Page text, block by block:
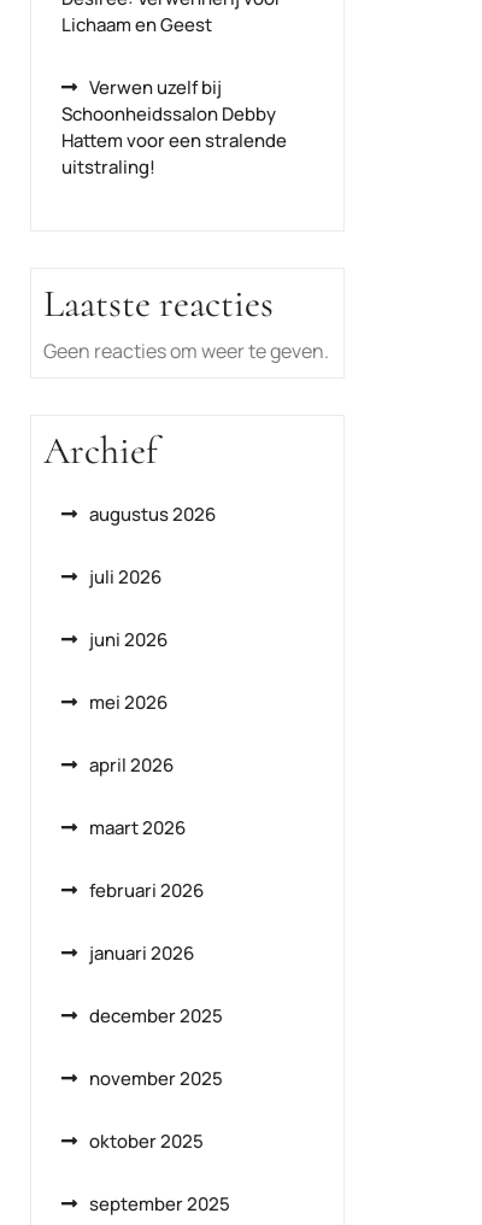
Lichaam en Geest
Verwen uzelf bij
Schoonheidssalon Debby
Hattem voor een stralende
uitstraling!
Laatste reacties
Geen reacties om weer te geven.
Archief
augustus 2026
juli 2026
juni 2026
mei 2026
april 2026
maart 2026
februari 2026
januari 2026
december 2025
november 2025
oktober 2025
september 2025